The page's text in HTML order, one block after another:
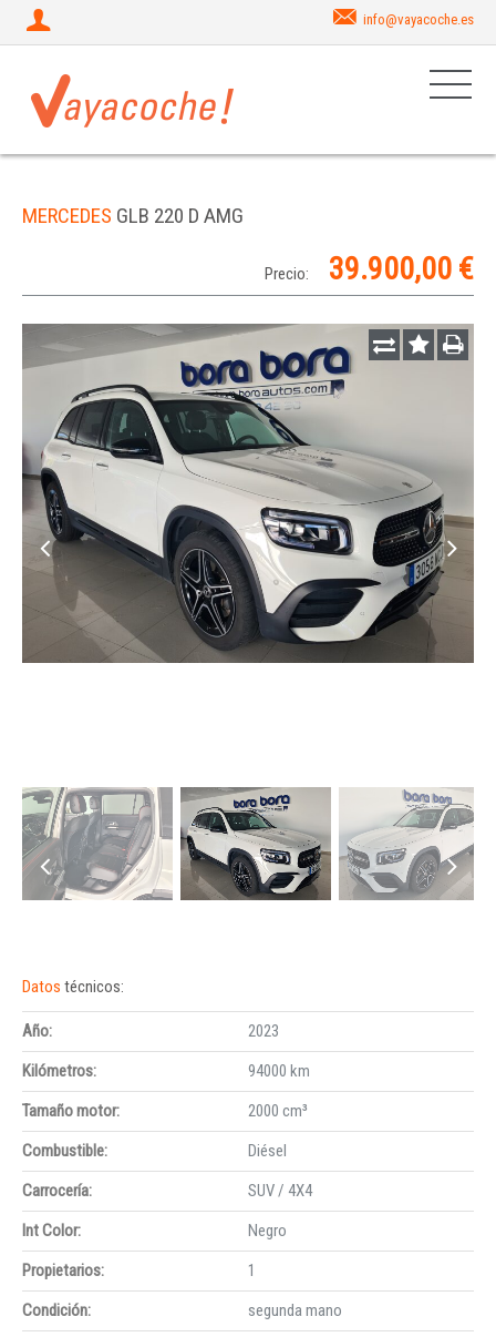
info@vayacoche.es
MERCEDES GLB 220 D AMG
Precio: 39.900,00 €
Datos técnicos:
Año:
2023
Kilómetros:
94000 km
Tamaño motor:
2000 cm³
Combustible:
Diésel
Carrocería:
SUV / 4X4
Int Color:
Negro
Propietarios:
1
Condición:
segunda mano